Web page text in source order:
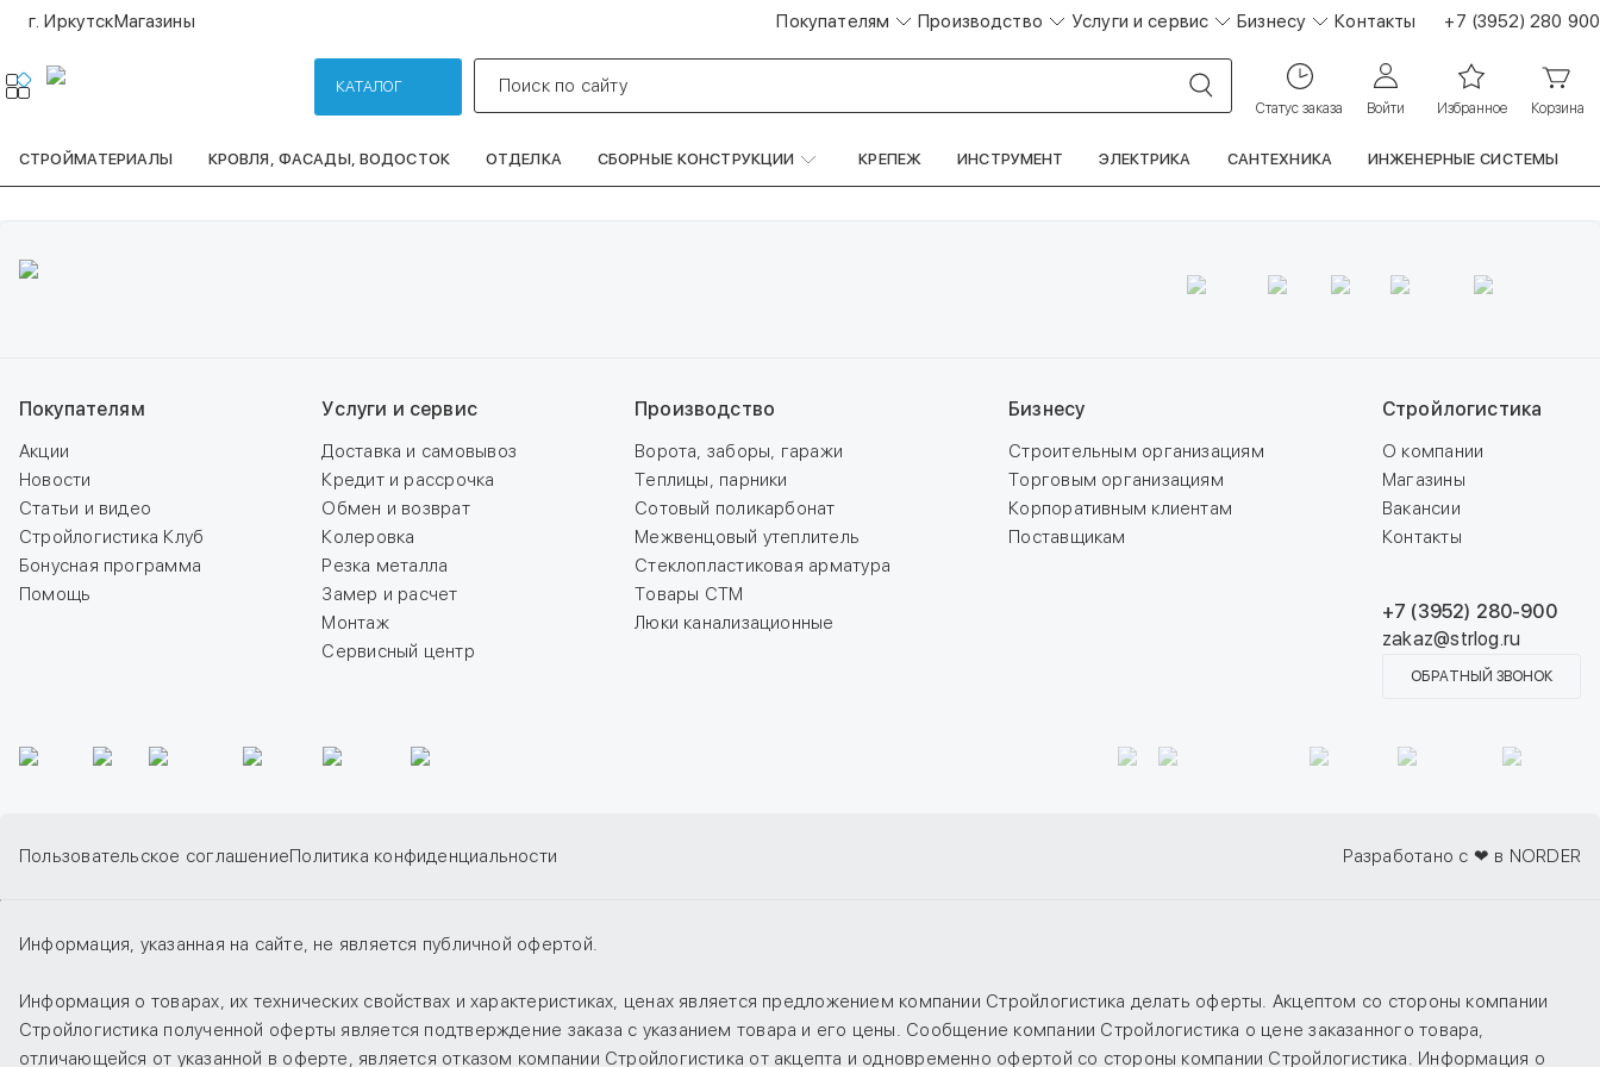
г. ИркутскМагазины Покупателям Производство Услуги и сервис Бизнесу Контакты +7 (3952) 280 900
КАТАЛОГ Поиск по сайту
Статус заказа Войти Избранное Корзина
СТРОЙМАТЕРИАЛЫ КРОВЛЯ, ФАСАДЫ, ВОДОСТОК ОТДЕЛКА СБОРНЫЕ КОНСТРУКЦИИ КРЕПЕЖ ИНСТРУМЕНТ ЭЛЕКТРИКА САНТЕХНИКА ИНЖЕНЕРНЫЕ СИСТЕМЫ
Покупателям
Акции
Новости
Статьи и видео
Стройлогистика Клуб
Бонусная программа
Помощь
Услуги и сервис
Доставка и самовывоз
Кредит и рассрочка
Обмен и возврат
Колеровка
Резка металла
Замер и расчет
Монтаж
Сервисный центр
Производство
Ворота, заборы, гаражи
Теплицы, парники
Сотовый поликарбонат
Межвенцовый утеплитель
Стеклопластиковая арматура
Товары СТМ
Люки канализационные
Бизнесу
Строительным организациям
Торговым организациям
Корпоративным клиентам
Поставщикам
Стройлогистика
О компании
Магазины
Вакансии
Контакты
+7 (3952) 280-900
zakaz@strlog.ru
ОБРАТНЫЙ ЗВОНОК
Пользовательское соглашениеПолитика конфиденциальности Разработано с ❤ в NORDER
Информация, указанная на сайте, не является публичной офертой.
Информация о товарах, их технических свойствах и характеристиках, ценах является предложением компании Стройлогистика делать оферты. Акцептом со стороны компании
Стройлогистика полученной оферты является подтверждение заказа с указанием товара и его цены. Сообщение компании Стройлогистика о цене заказанного товара,
отличающейся от указанной в оферте, является отказом компании Стройлогистика от акцепта и одновременно офертой со стороны компании Стройлогистика. Информация о